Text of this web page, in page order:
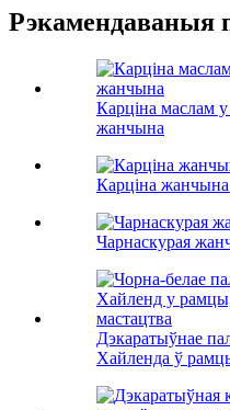
Рэкамендаваныя
Карціна маслам
жанчына
Карціна
Чарнаскурая
Дэкаратыўнае
Хайленда ў